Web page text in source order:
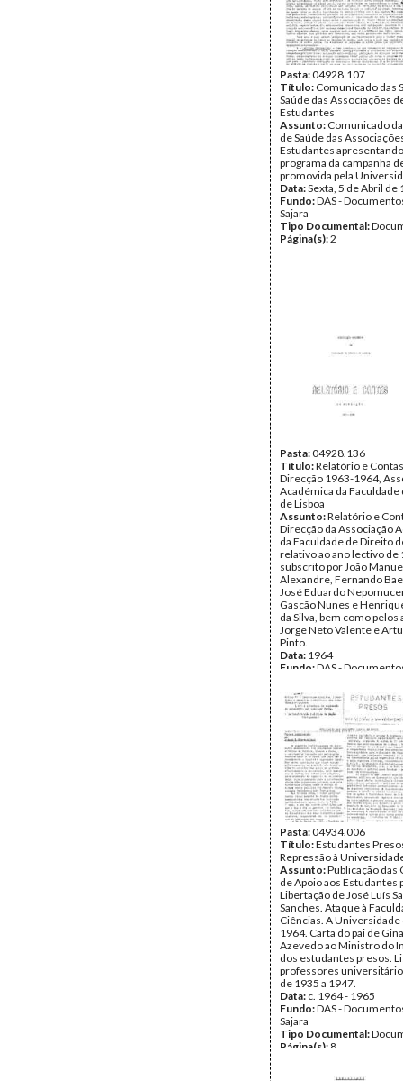
Pasta:04928.107
Título: Comunicado das
Saúde das Associações
Estudantes
Assunto: Comunicado
de Saúde das
Estudantes
programa da campanha
promovida pela
Data:Sexta, 5 de Abril de
Fundo:DAS -
Sajara
Tipo Documental:
Página(s):2
Pasta:04928.136
Título:Relatório e
Direcção 1963-1964,
Académica da
de Lisboa
Assunto:Relatório e
Direcção da Associação
da Faculdade de Direito
relativo ao ano lectivo de
subscrito por João
Alexandre, Fernando
José Eduardo
Gascão Nunes e
da Silva, bem como
Jorge Neto Valente e
Pinto.
Data: 1964
Fundo:DAS -
Tipo Documental:
Página(s):49
Pasta:04934.006
Título:Estudantes
Repressão à
Assunto:Publicação das
de Apoio aos Estudantes
Libertação de José Luís
Sanches. Ataque à
Ciências. A Universidade
1964. Carta do pai de
Azevedo ao Ministro do
dos estudantes presos.
professores
de 1935 a 1947.
Data: c. 1964 - 1965
Fundo:DAS -
Sajara
Tipo Documental:
Página(s): 8